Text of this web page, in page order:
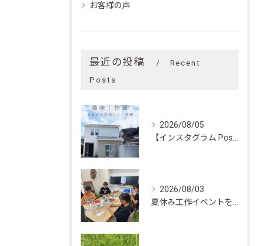
お客様の声
最近の投稿
Recent
Posts
2026/08/05
2026/08/03